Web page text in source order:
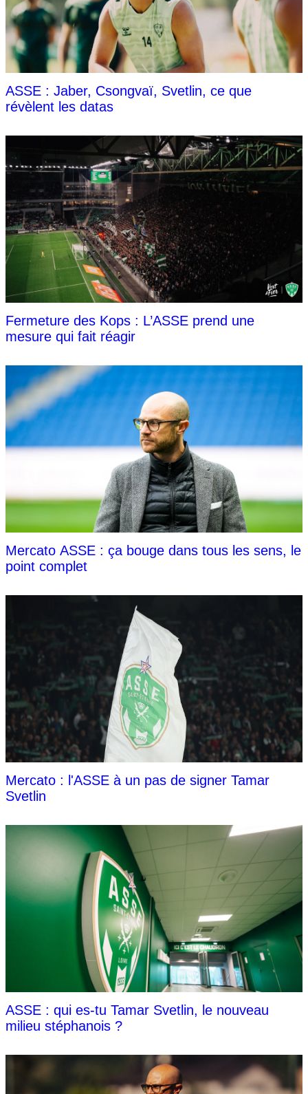
ASSE : Jaber, Csongvaï, Svetlin, ce que
révèlent les datas
Fermeture des Kops : L’ASSE prend une
mesure qui fait réagir
Mercato ASSE : ça bouge dans tous les sens, le
point complet
Mercato : l'ASSE à un pas de signer Tamar
Svetlin
ASSE : qui es-tu Tamar Svetlin, le nouveau
milieu stéphanois ?